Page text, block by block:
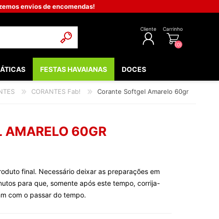
envios de encomendas!
Cliente
REGISTAR
INICIAR SESSÃO
Carrinho
(0)
- FLUORESCENTE
FESTAS HAVAIANAS DOCES
CORANTES Fab! Corante Softgel Amarelo 60gr
AMARELO 60GR
final. Necessário deixar as preparações em
para que, somente após este tempo, corrija-
com o passar do tempo.